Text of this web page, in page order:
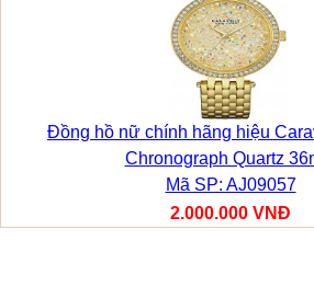
Đồng hồ nữ chính hãng hiệu
Chronograph Quartz
Mã SP: AJ09057
2.000.000 VNĐ